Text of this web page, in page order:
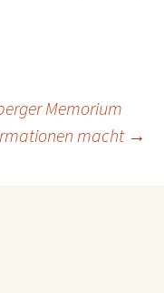
Memorium
macht →